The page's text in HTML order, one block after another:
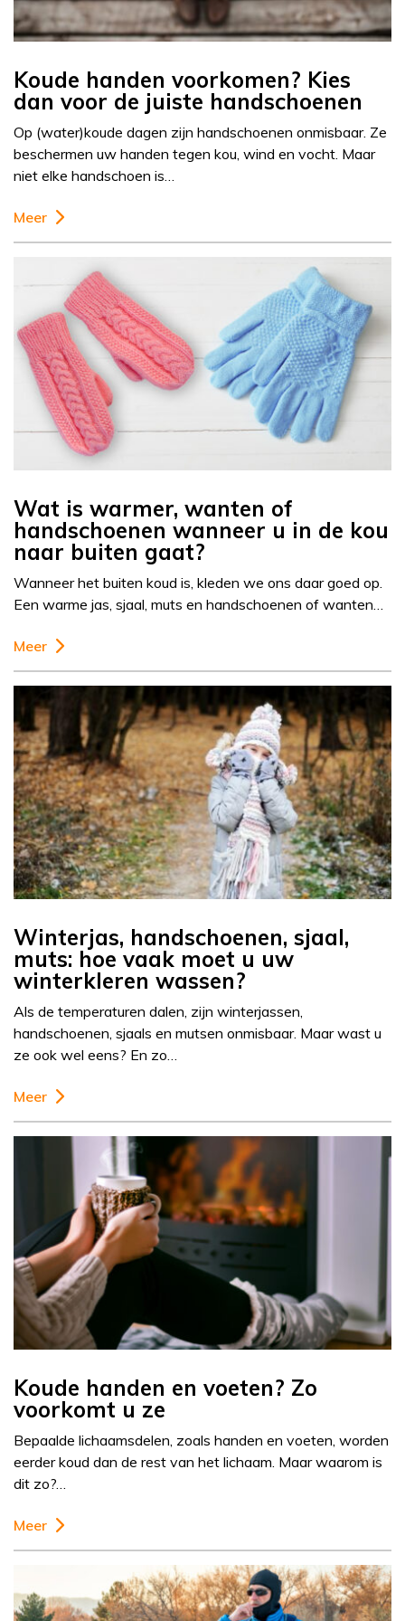
Koude handen voorkomen? Kies
dan voor de juiste handschoenen
Op (water)koude dagen zijn handschoenen onmisbaar. Ze
beschermen uw handen tegen kou, wind en vocht. Maar
niet elke handschoen is…
Meer
Wat is warmer, wanten of
handschoenen wanneer u in de kou
naar buiten gaat?
Wanneer het buiten koud is, kleden we ons daar goed op.
Een warme jas, sjaal, muts en handschoenen of wanten…
Meer
Winterjas, handschoenen, sjaal,
muts: hoe vaak moet u uw
winterkleren wassen?
Als de temperaturen dalen, zijn winterjassen,
handschoenen, sjaals en mutsen onmisbaar. Maar wast u
ze ook wel eens? En zo…
Meer
Koude handen en voeten? Zo
voorkomt u ze
Bepaalde lichaamsdelen, zoals handen en voeten, worden
eerder koud dan de rest van het lichaam. Maar waarom is
dit zo?…
Meer